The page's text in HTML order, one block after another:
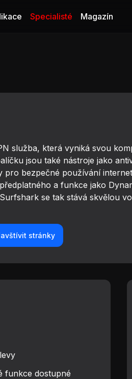
Specialisté Magazín
služba, která vyniká svou
jsou také nástroje jako
pro bezpečné používání
a funkce jako
se tak stává skvělou
stránky
funkce dostupné